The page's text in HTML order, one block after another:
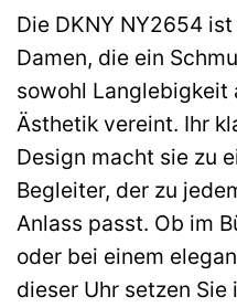
Die DKNY NY2654
Damen, die ein
sowohl Langlebigkeit
Ästhetik vereint. Ihr
Design macht sie zu
Begleiter, der zu
Anlass passt. Ob im
oder bei einem
dieser Uhr setzen